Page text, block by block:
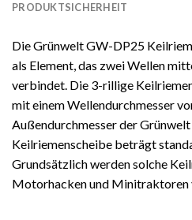
PRODUKTSICHERHEIT
Die Grünwelt GW-DP25
als Element, das zwei Wellen
verbindet. Die 3-rillige
mit einem Wellendurchmesser
Außendurchmesser der
Keilriemenscheibe beträgt
Grundsätzlich werden solche
Motorhacken und Minitraktoren